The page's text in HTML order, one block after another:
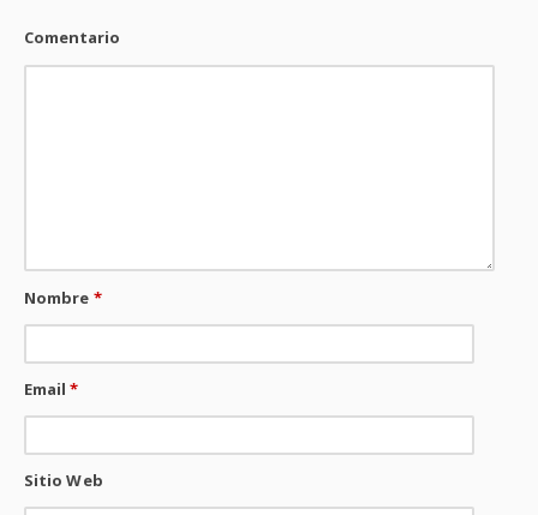
Comentario
Nombre *
Email*
Sitio Web